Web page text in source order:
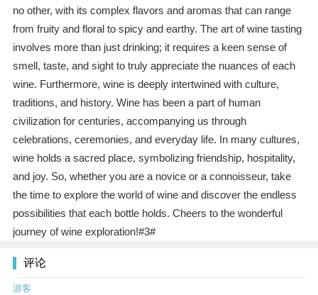
no other, with its complex flavors and aromas that can range
from fruity and floral to spicy and earthy. The art of wine tasting
involves more than just drinking; it requires a keen sense of
smell, taste, and sight to truly appreciate the nuances of each
wine. Furthermore, wine is deeply intertwined with culture,
traditions, and history. Wine has been a part of human
civilization for centuries, accompanying us through
celebrations, ceremonies, and everyday life. In many cultures,
wine holds a sacred place, symbolizing friendship, hospitality,
and joy. So, whether you are a novice or a connoisseur, take
the time to explore the world of wine and discover the endless
possibilities that each bottle holds. Cheers to the wonderful
journey of wine exploration!#3#
评论
游客